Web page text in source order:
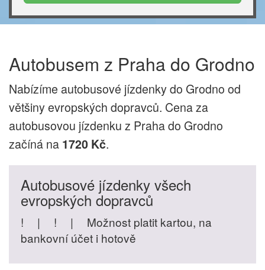
Autobusem z Praha do Grodno
Nabízíme autobusové jízdenky do Grodno od
většiny evropských dopravců. Cena za
autobusovou jízdenku z Praha do Grodno
začíná na 1720 Kč.
Autobusové jízdenky všech
evropských dopravců
! | ! |
Možnost platit kartou, na
bankovní účet i hotově